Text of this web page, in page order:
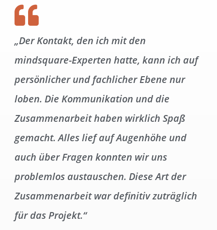
„Der Kontakt, den ich mit den
mindsquare-Experten hatte, kann ich auf
persönlicher und fachlicher Ebene nur
loben. Die Kommunikation und die
Zusammenarbeit haben wirklich Spaß
gemacht. Alles lief auf Augenhöhe und
auch über Fragen konnten wir uns
problemlos austauschen. Diese Art der
Zusammenarbeit war definitiv zuträglich
für das Projekt.“